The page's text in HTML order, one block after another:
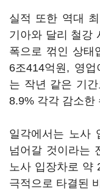
실적 또한 역대
기아와 달리 철강
폭으로 꺾인 상태
6조414억원, 영업
는 작년 같은 기
8.9% 각각 감소한
일각에서는 노사
넘어갈 것이라는
노사 입장차로 약
극적으로 타결된